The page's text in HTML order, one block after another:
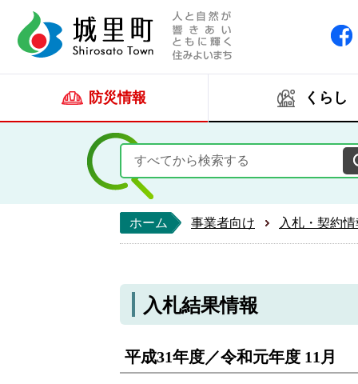
防災情報 くらし
ホーム 事業者向け 入札・契約
入札結果情報
平成31年度／令和元年度 11月